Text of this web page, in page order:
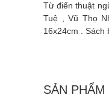
Từ điển thuật
Tuệ , Vũ Thọ
16x24cm . Sách
SẢN